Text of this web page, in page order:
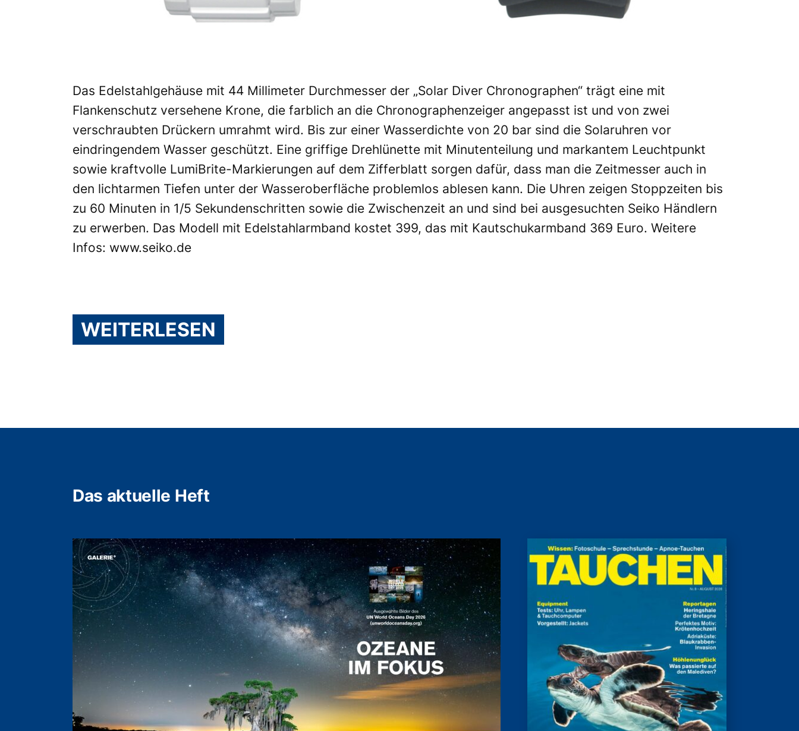
Das Edelstahlgehäuse mit 44 Millimeter Durchmesser der „Solar Diver Chronographen“ trägt eine mit
Flankenschutz versehene Krone, die farblich an die Chronographenzeiger angepasst ist und von zwei
verschraubten Drückern umrahmt wird. Bis zur einer Wasserdichte von 20 bar sind die Solaruhren vor
eindringendem Wasser geschützt. Eine griffige Drehlünette mit Minutenteilung und markantem Leuchtpunkt
sowie kraftvolle LumiBrite-Markierungen auf dem Zifferblatt sorgen dafür, dass man die Zeitmesser auch in
den lichtarmen Tiefen unter der Wasseroberfläche problemlos ablesen kann. Die Uhren zeigen Stoppzeiten bis
zu 60 Minuten in 1/5 Sekundenschritten sowie die Zwischenzeit an und sind bei ausgesuchten Seiko Händlern
zu erwerben. Das Modell mit Edelstahlarmband kostet 399, das mit Kautschukarmband 369 Euro. Weitere
Infos: www.seiko.de
WEITERLESEN
Das aktuelle Heft